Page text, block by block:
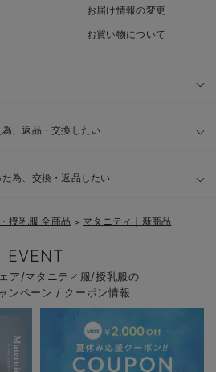
お届け情報の変更
お買い物について
、返品・交換したい
為、交換・返品したい
授乳服 全商品 ＞ マタニティ｜新商品
EVENT
ア/マタニティ服/授乳服の
ンペーン / クーポン情報